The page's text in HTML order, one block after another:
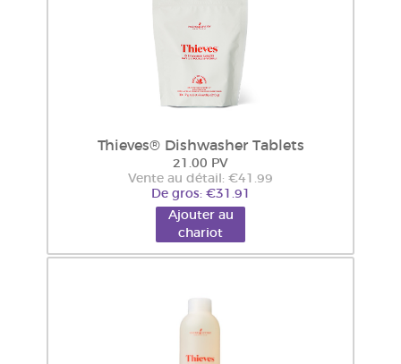
Thieves® Dishwasher Tablets
21.00 PV
Vente au détail: €41.99
De gros: €31.91
Ajouter au
chariot